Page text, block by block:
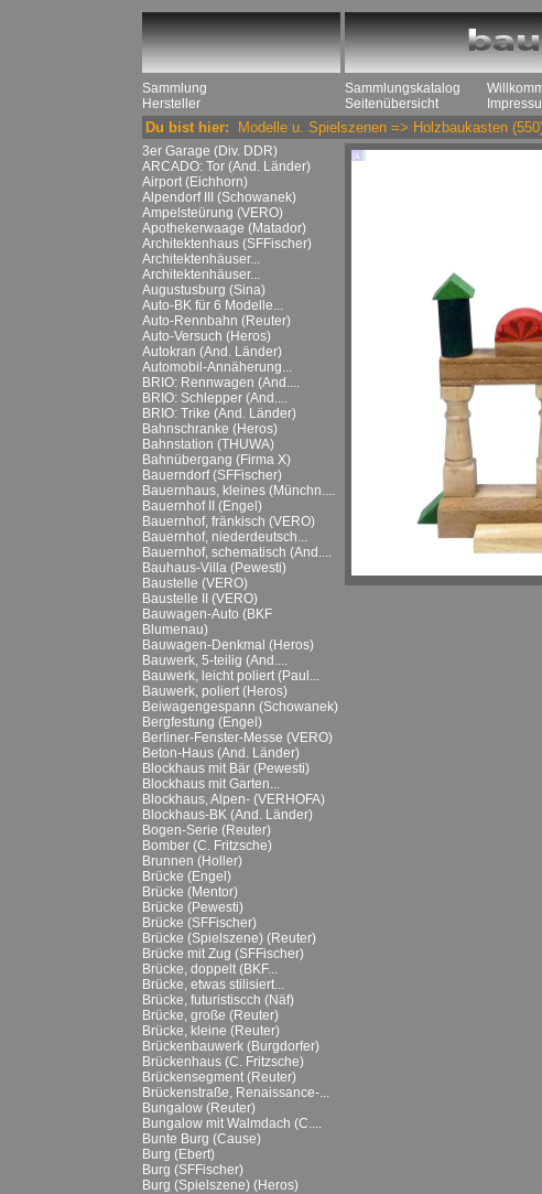
Sammlung
Hersteller
Sammlungskatalog
Seitenübersicht
Du bist hier: Modelle u. Spielszenen => Holzbaukasten
3er Garage (Div. DDR)
ARCADO: Tor (And. Länder)
Airport (Eichhorn)
Alpendorf III (Schowanek)
Ampelsteürung (VERO)
Apothekerwaage (Matador)
Architektenhaus (SFFischer)
Architektenhäuser...
Architektenhäuser...
Augustusburg (Sina)
Auto-BK für 6 Modelle...
Auto-Rennbahn (Reuter)
Auto-Versuch (Heros)
Autokran (And. Länder)
Automobil-Annäherung...
BRIO: Rennwagen (And....
BRIO: Schlepper (And....
BRIO: Trike (And. Länder)
Bahnschranke (Heros)
Bahnstation (THUWA)
Bahnübergang (Firma X)
Bauerndorf (SFFischer)
Bauernhaus, kleines (Münchn....
Bauernhof II (Engel)
Bauernhof, fränkisch (VERO)
Bauernhof, niederdeutsch...
Bauernhof, schematisch (And....
Bauhaus-Villa (Pewesti)
Baustelle (VERO)
Baustelle II (VERO)
Bauwagen-Auto (BKF
Blumenau)
Bauwagen-Denkmal (Heros)
Bauwerk, 5-teilig (And....
Bauwerk, leicht poliert (Paul...
Bauwerk, poliert (Heros)
Beiwagengespann (Schowanek)
Bergfestung (Engel)
Berliner-Fenster-Messe (VERO)
Beton-Haus (And. Länder)
Blockhaus mit Bär (Pewesti)
Blockhaus mit Garten...
Blockhaus, Alpen- (VERHOFA)
Blockhaus-BK (And. Länder)
Bogen-Serie (Reuter)
Bomber (C. Fritzsche)
Brunnen (Holler)
Brücke (Engel)
Brücke (Mentor)
Brücke (Pewesti)
Brücke (SFFischer)
Brücke (Spielszene) (Reuter)
Brücke mit Zug (SFFischer)
Brücke, doppelt (BKF...
Brücke, etwas stilisiert...
Brücke, futuristiscch (Näf)
Brücke, große (Reuter)
Brücke, kleine (Reuter)
Brückenbauwerk (Burgdorfer)
Brückenhaus (C. Fritzsche)
Brückensegment (Reuter)
Brückenstraße, Renaissance-...
Bungalow (Reuter)
Bungalow mit Walmdach (C....
Bunte Burg (Cause)
Burg (Ebert)
Burg (SFFischer)
Burg (Spielszene) (Heros)